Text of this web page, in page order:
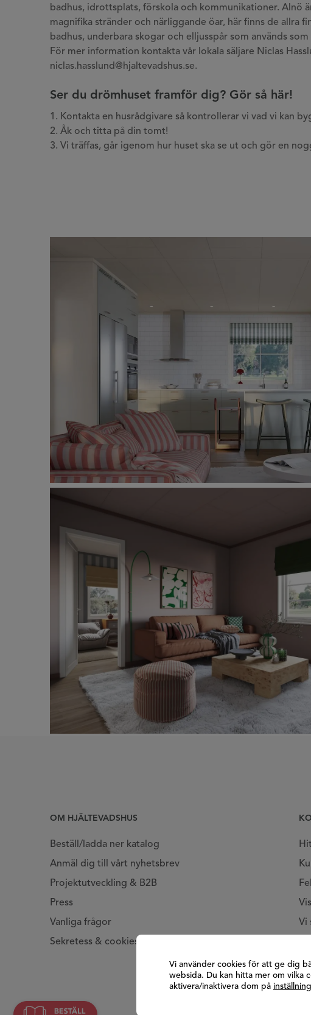
badhus, idrottsplats, förskola och kommunikationer. Alnö
magnifika stränder och närliggande öar, här finns de allra
badhus, underbara skogar och elljusspår som används
För mer information kontakta vår lokala säljare Niclas
niclas.hasslund@hjaltevadshus.se.
Ser du drömhuset framför dig? Gör så här!
1. Kontakta en husrådgivare så kontrollerar vi vad vi kan
2. Åk och titta på din tomt!
3. Vi träffas, går igenom hur huset ska se ut och gör en
OM HJÄLTEVADSHUS
Beställ/ladda ner katalog
Anmäl dig till vårt nyhetsbrev
Projektutveckling & B2B
Press
Vanliga frågor
Sekretess & cookies
Vi
Vi använder cookies för att ge dig
websida. Du kan hitta mer om vilka
aktivera/inaktivera dom på